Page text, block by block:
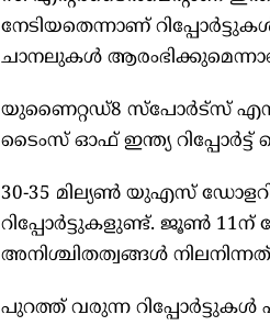
നേടിയതെന്നാണ്
ചാനലുകൾ
യുണൈറ്റഡ്8 സ്‌പോർട്‌സ് എന്ന
ടൈംസ് ഓഫ് ഇന്ത്യ റിപ്പോർട്ട്
30-35 മില്യൺ യുഎസ്
റിപ്പോർട്ടുകളുണ്ട്. ജൂൺ 11ന്
അനിശ്ചിതത്വങ്ങൾ
പുറത്ത് വരുന്ന